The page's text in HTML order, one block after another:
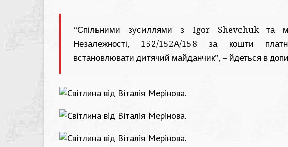
“Спільними зусиллями з Igor Shevchuk та
Незалежності, 152/152А/158 за кошти
встановлювати дитячий майданчик”, – йдеться в